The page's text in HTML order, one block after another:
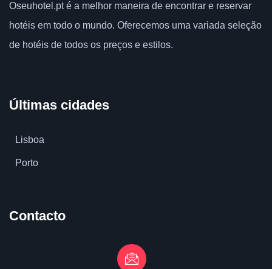
Oseuhotel.pt é a melhor maneira de encontrar e reservar
hotéis em todo o mundo. Oferecemos uma variada seleção
de hotéis de todos os preços e estilos.
Últimas cidades
Lisboa
Porto
Contacto